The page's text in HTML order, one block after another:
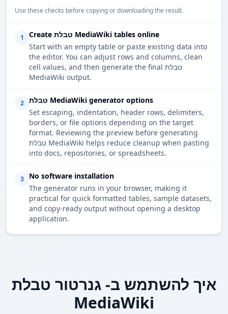
Use these checks before copying or downloading the result.
1
Create טבלת MediaWiki tables online
Start with an empty table or paste existing data into
the editor. You can adjust rows and columns, clean
cell values, and then generate the final טבלת
MediaWiki output.
2
טבלת MediaWiki generator options
Set escaping, indentation, header rows, delimiters,
borders, or file options depending on the target
format. Reviewing the preview before generating
טבלת MediaWiki helps reduce cleanup when pasting
into docs, repositories, or spreadsheets.
3
No software installation
The generator runs in your browser, making it
practical for quick formatted tables, sample datasets,
and copy-ready output without opening a desktop
application.
איך להשתמש ב- גנרטור טבלת
MediaWiki